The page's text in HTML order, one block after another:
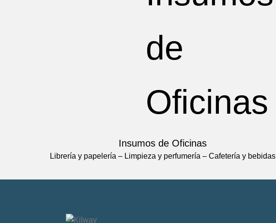
Insumos de Oficinas
Librería y papelería – Limpieza y perfumería – Cafetería y bebidas